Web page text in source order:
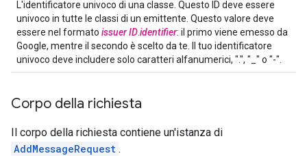
L'identificatore univoco di una classe. Questo ID deve essere
univoco in tutte le classi di un emittente. Questo valore deve
essere nel formato issuer IDidentifier: il primo viene emesso da
Google, mentre il secondo è scelto da te. Il tuo identificatore
univoco deve includere solo caratteri alfanumerici, ".", "_" o "-".
Corpo della richiesta
Il corpo della richiesta contiene un'istanza di
AddMessageRequest .